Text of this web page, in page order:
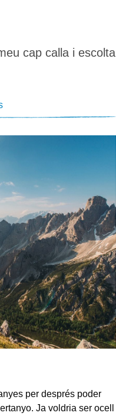
cap calla i escolta
per després poder
Ja voldria ser ocell